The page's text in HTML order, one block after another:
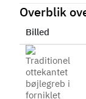
Overblik
Billed